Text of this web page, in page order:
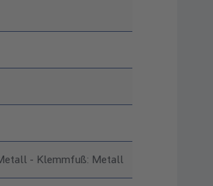
- Klemmfuß: Metall